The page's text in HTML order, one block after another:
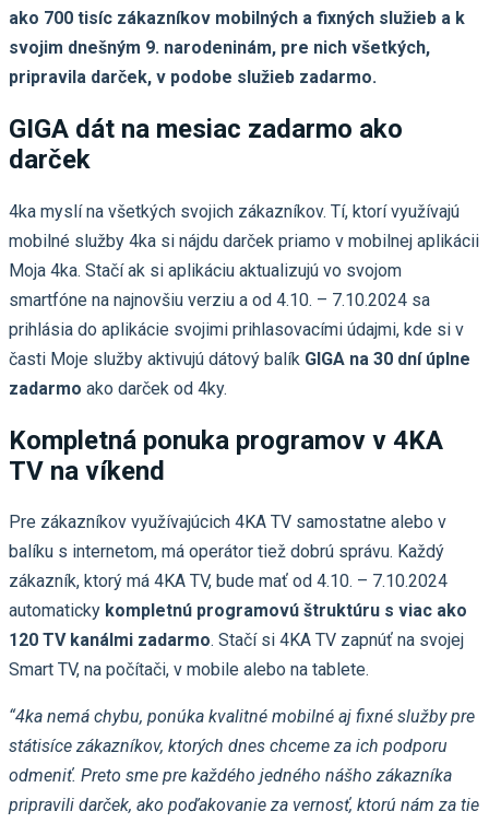
ako 700 tisíc zákazníkov mobilných a fixných služieb a k
svojim dnešným 9. narodeninám, pre nich všetkých,
pripravila darček, v podobe služieb zadarmo.
GIGA dát na mesiac zadarmo ako
darček
4ka myslí na všetkých svojich zákazníkov. Tí, ktorí využívajú
mobilné služby 4ka si nájdu darček priamo v mobilnej aplikácii
Moja 4ka. Stačí ak si aplikáciu aktualizujú vo svojom
smartfóne na najnovšiu verziu a od 4.10. – 7.10.2024 sa
prihlásia do aplikácie svojimi prihlasovacími údajmi, kde si v
časti Moje služby aktivujú dátový balík GIGA na 30 dní úplne
zadarmo ako darček od 4ky.
Kompletná ponuka programov v 4KA
TV na víkend
Pre zákazníkov využívajúcich 4KA TV samostatne alebo v
balíku s internetom, má operátor tiež dobrú správu. Každý
zákazník, ktorý má 4KA TV, bude mať od 4.10. – 7.10.2024
automaticky kompletnú programovú štruktúru s viac ako
120 TV kanálmi zadarmo. Stačí si 4KA TV zapnúť na svojej
Smart TV, na počítači, v mobile alebo na tablete.
“4ka nemá chybu, ponúka kvalitné mobilné aj fixné služby pre
státisíce zákazníkov, ktorých dnes chceme za ich podporu
odmeniť. Preto sme pre každého jedného nášho zákazníka
pripravili darček, ako poďakovanie za vernosť, ktorú nám za tie